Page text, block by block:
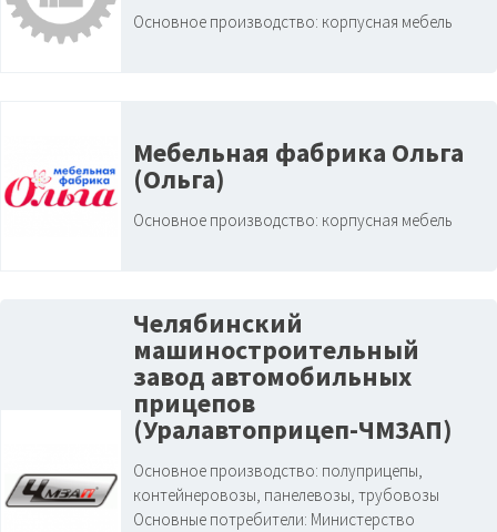
Основное производство: корпусная мебель
Мебельная фабрика Ольга
(Ольга)
Основное производство: корпусная мебель
Челябинский
машиностроительный
завод автомобильных
прицепов
(Уралавтоприцеп-ЧМЗАП)
Основное производство: полуприцепы,
контейнеровозы, панелевозы, трубовозы
Основные потребители: Министерство